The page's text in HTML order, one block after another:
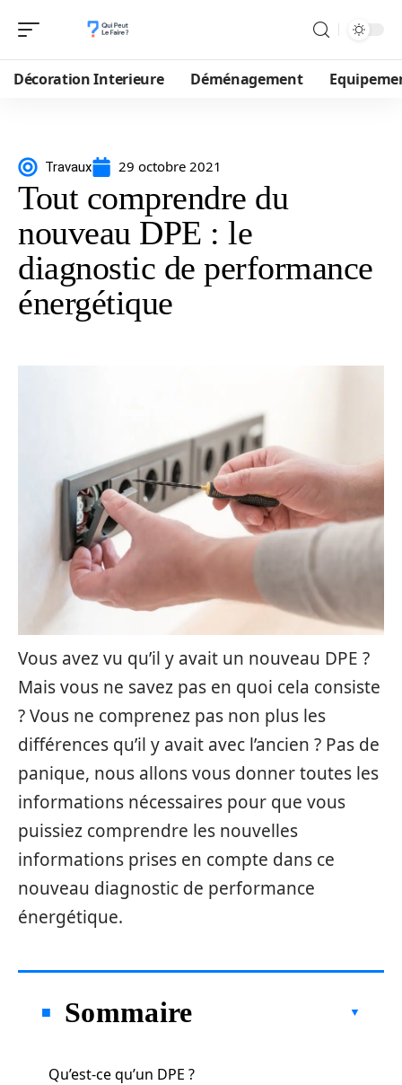
Décoration Interieure Déménagement
Travaux 29 octobre 2021
Tout comprendre du
nouveau DPE : le
diagnostic de performance
énergétique
Vous avez vu qu’il y avait un nouveau DPE ?
Mais vous ne savez pas en quoi cela consiste
? Vous ne comprenez pas non plus les
différences qu’il y avait avec l’ancien ? Pas de
panique, nous allons vous donner toutes les
informations nécessaires pour que vous
puissiez comprendre les nouvelles
informations prises en compte dans ce
nouveau diagnostic de performance
énergétique.
Sommaire
Qu’est-ce qu’un DPE ?